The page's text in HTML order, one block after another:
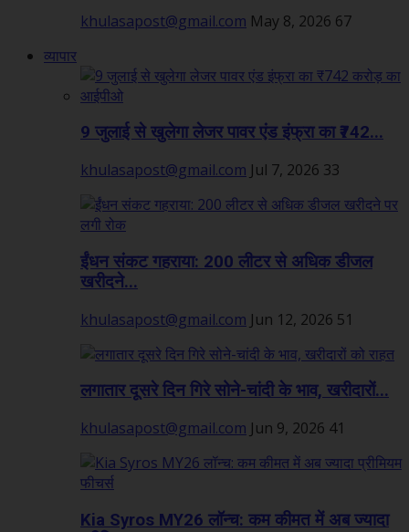
khulasapost@gmail.com May 8, 2026 67
व्यापार
9 जुलाई से खुलेगा लेजर पावर एंड इंफ्रा का ₹742...
khulasapost@gmail.com Jul 7, 2026 33
ईंधन संकट गहराया: 200 लीटर से अधिक डीजल
खरीदने...
khulasapost@gmail.com Jun 12, 2026 51
लगातार दूसरे दिन गिरे सोने-चांदी के भाव, खरीदारों...
khulasapost@gmail.com Jun 9, 2026 41
Kia Syros MY26 लॉन्च: कम कीमत में अब ज्यादा